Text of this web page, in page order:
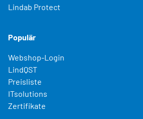
Lindab Protect
Populär
Webshop-Login
LindQST
Preisliste
ITsolutions
Zertifikate